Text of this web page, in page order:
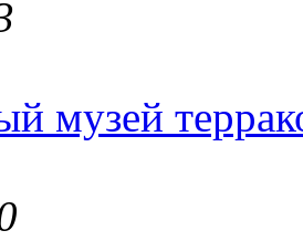
музей